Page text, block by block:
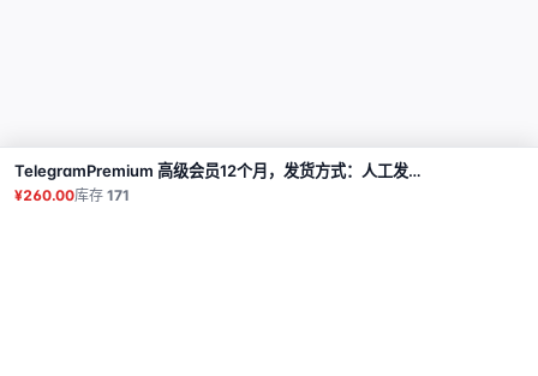
TelegramPremium 高级会员12个月，发货方式：人工发货礼品链接【注：购买必须提交售后工单才发货】
¥260.00库存171